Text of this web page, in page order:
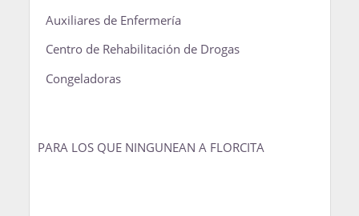
Auxiliares de Enfermería
Centro de Rehabilitación de Drogas
Congeladoras
PARA LOS QUE NINGUNEAN A FLORCITA